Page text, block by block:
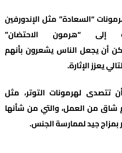
“السعادة” مثل الإندورفين
إلى “هرمون الاحتضان”
أن يجعل الناس يشعرون بأنهم
يعزز الإثارة.
تتصدى لهرمونات التوتر، مثل
شاق من العمل، والتي من شأنها
جيد لممارسة الجنس.